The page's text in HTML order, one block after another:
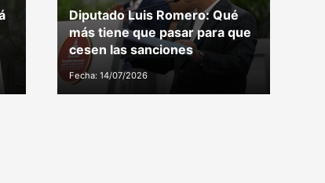
Diputado Luis Romero: Qué
más tiene que pasar para que
cesen las sanciones
Fecha: 14/07/2026